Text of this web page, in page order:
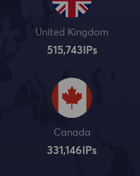
United Kingdom
515,745 IPs
Canada
331,148 IPs